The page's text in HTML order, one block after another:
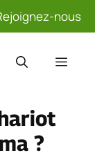
nous
?